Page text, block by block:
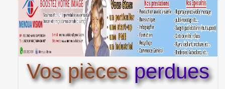
Vos piècesperdues